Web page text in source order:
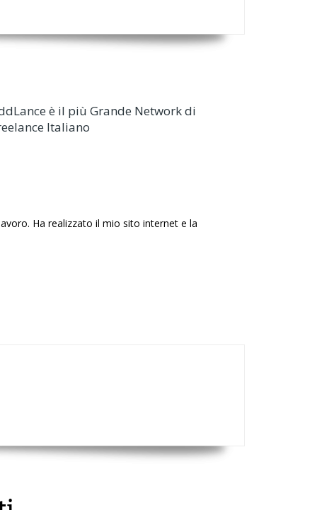
è il più Grande Network di
Italiano
Ha realizzato il mio sito internet e la